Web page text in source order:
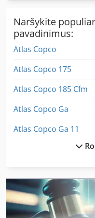
Naršykite
pavadinimus:
Atlas Copco
Atlas Copco 175
Atlas Copco 185 Cfm
Atlas Copco Ga
Atlas Copco Ga 11
Atlas Copco Ga 11 C
Atlas Copco Ga 11 Vsd
Atlas Copco Ga 118